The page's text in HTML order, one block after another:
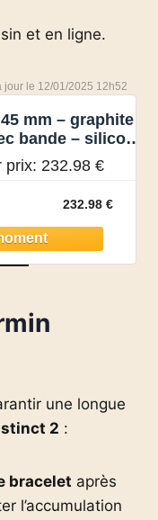
et en ligne.
12/01/2025 12h52
mm – graphite –
bande – silicone
prix: 232.98 €
232.98 €
une longue
2 :
bracelet après
l’accumulation